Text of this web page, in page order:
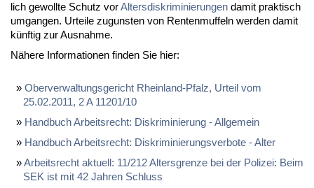
lich ge­woll­te Schutz vorAl­ters­dis­kri­mi­nie­run­gen da­mit prak­tisch
um­gan­gen. Ur­tei­le zu­guns­ten von Ren­ten­muf­feln wer­den da­mit
künf­tig zur Aus­nah­me.
Nä­he­re In­for­ma­tio­nen fin­den Sie hier:
Ober­ver­wal­tungs­ge­richt Rhein­land-Pfalz, Ur­teil vom
25.02.2011, 2 A 11201/10
Hand­buch Ar­beits­recht: Dis­kri­mi­nie­rung - All­ge­mein
Hand­buch Ar­beits­recht: Dis­kri­mi­nie­rungs­ver­bo­te - Al­ter
Ar­beits­recht ak­tu­ell: 11/212 Al­ters­gren­ze bei der Po­li­zei: Beim
SEK ist mit 42 Jah­ren Schluss